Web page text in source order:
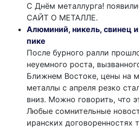
С Днём металлурга!
САЙТ О МЕТАЛЛЕ.
Алюминий, никель, свинец
пике
После бурного ралли
неуемного роста,
Ближнем Востоке, цены на
металлы с апреля резко
вниз. Можно говорить, что
Любые сомнительные
иранских договоренностях